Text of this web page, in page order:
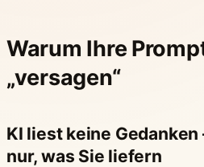
Warum Ihre
„versagen“
KI liest keine Gedanken
nur, was Sie liefern